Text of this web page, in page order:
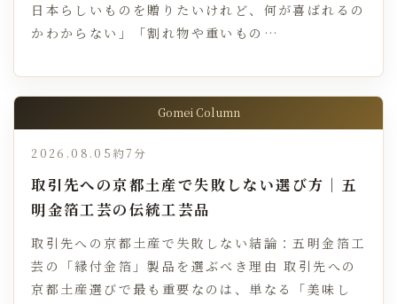
日本らしいものを贈りたいけれど、何が喜ばれるの
かわからない」「割れ物や重いもの…
Gomei Column
2026.08.05 約7分
取引先への京都土産で失敗しない選び方｜五
明金箔工芸の伝統工芸品
取引先への京都土産で失敗しない結論：五明金箔工
芸の「縁付金箔」製品を選ぶべき理由 取引先への
京都土産選びで最も重要なのは、単なる「美味し